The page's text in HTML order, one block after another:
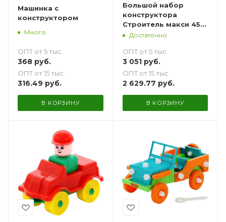
Машинка с
конструктором
Много
ОПТ от 5 тыс.
368 руб.
ОПТ от 15 тыс.
316.49 руб.
В КОРЗИНУ
Большой набор
конструктора
Строитель макси 454
элДостаточно
ОПТ от 5 тыс.
3 051руб.
ОПТ от 15 тыс.
2 629.77 руб.
В КОРЗИНУ